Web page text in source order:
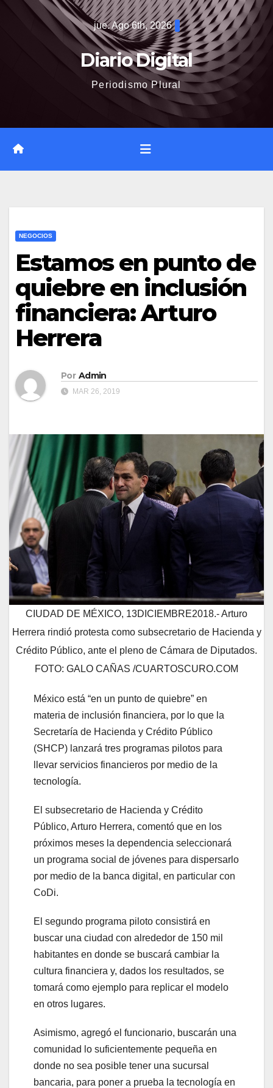
jue. Ago 6th, 2026
Diario Digital
Periodismo Plural
NEGOCIOS
Estamos en punto de
quiebre en inclusión
financiera: Arturo
Herrera
Por Admin
MAR 26, 2019
CIUDAD DE MÉXICO, 13DICIEMBRE2018.- Arturo
Herrera rindió protesta como subsecretario de Hacienda y
Crédito Público, ante el pleno de Cámara de Diputados.
FOTO: GALO CAÑAS /CUARTOSCURO.COM
México está “en un punto de quiebre” en
materia de inclusión financiera, por lo que la
Secretaría de Hacienda y Crédito Público
(SHCP) lanzará tres programas pilotos para
llevar servicios financieros por medio de la
tecnología.
El subsecretario de Hacienda y Crédito
Público, Arturo Herrera, comentó que en los
próximos meses la dependencia seleccionará
un programa social de jóvenes para dispersarlo
por medio de la banca digital, en particular con
CoDi.
El segundo programa piloto consistirá en
buscar una ciudad con alrededor de 150 mil
habitantes en donde se buscará cambiar la
cultura financiera y, dados los resultados, se
tomará como ejemplo para replicar el modelo
en otros lugares.
Asimismo, agregó el funcionario, buscarán una
comunidad lo suficientemente pequeña en
donde no sea posible tener una sucursal
bancaria, para poner a prueba la tecnología en